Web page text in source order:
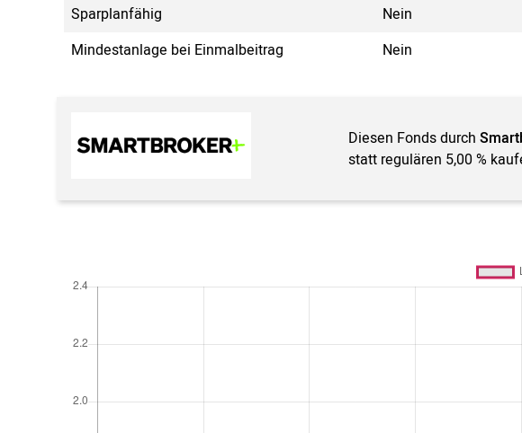
Sparplanfähig
Nein
Mindestanlage bei Einmalbeitrag
Nein
Diesen Fonds durch
statt regulären 5,00 %